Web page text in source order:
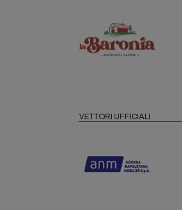
VETTORI UFFICIALI